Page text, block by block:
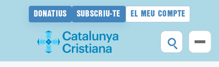
DONATIUS SUBSCRIU-TE EL MEU COMPTE